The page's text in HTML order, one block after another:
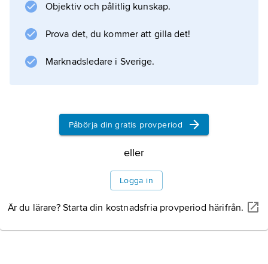
Information om artikeln
Objektiv och pålitlig kunskap.
Prova det, du kommer att gilla det!
Marknadsledare i Sverige.
Påbörja din gratis provperiod
eller
Logga in
Är du lärare? Starta din kostnadsfria provperiod härifrån.